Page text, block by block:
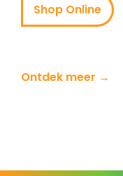
Shop Online
Ontdek meer →